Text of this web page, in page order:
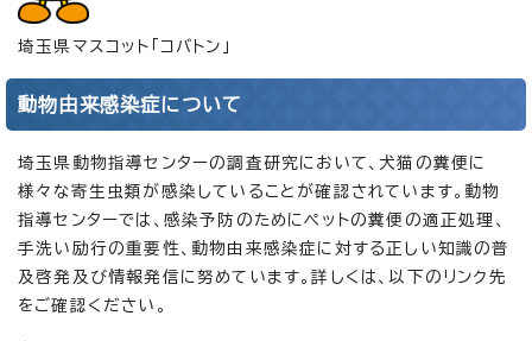
埼玉県マスコット「コバトン」
動物由来感染症について
埼玉県動物指導センターの調査研究において、犬猫の糞便に
様々な寄生虫類が感染していることが確認されています。動物
指導センターでは、感染予防のためにペットの糞便の適正処理、
手洗い励行の重要性、動物由来感染症に対する正しい知識の普
及啓発及び情報発信に努めています。詳しくは、以下のリンク先
をご確認ください。